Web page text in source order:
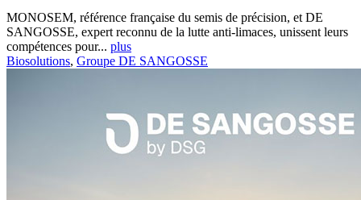
MONOSEM, référence française du semis de précision, et DE
SANGOSSE, expert reconnu de la lutte anti-limaces, unissent leurs
compétences pour... plus
Biosolutions, Groupe DE SANGOSSE